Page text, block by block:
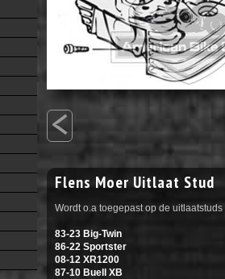
<
Flens Moer Uitlaat Stud
Wordt o.a toegepast op de
83-23 Big-Twin
86-22 Sportster
08-12 XR1200
87-10 Buell XB